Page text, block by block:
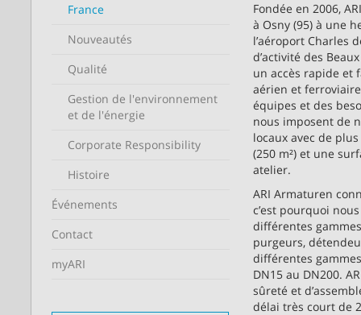
Fondée en 2006,
à Osny (95) à une
l’aéroport Charles
d’activité des
un accès rapide et
aérien et
équipes et des
nous imposent de
locaux avec de
(250 m²) et une
atelier.
ARI Armaturen
c’est pourquoi
différentes
purgeurs,
différentes
DN15 au DN200.
sûreté et
délai très court de
France
Nouveautés
Qualité
Gestion de l'environnement
et de l'énergie
Corporate Responsibility
Histoire
Événements
Contact
myARI